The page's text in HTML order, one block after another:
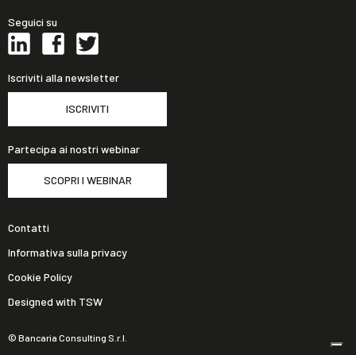
Seguici su
Iscriviti alla newsletter
ISCRIVITI
Partecipa ai nostri webinar
SCOPRI I WEBINAR
© Bancaria Consulting S.r.l.
Contatti
Informativa sulla privacy
Cookie Policy
Designed with TSW